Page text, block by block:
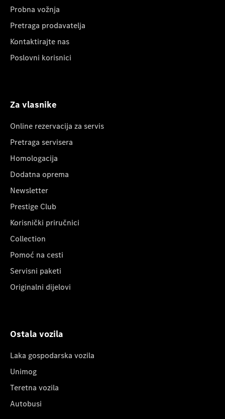
Probna vožnja
Pretraga prodavatelja
Kontaktirajte nas
Poslovni korisnici
Za vlasnike
Online rezervacija za servis
Pretraga servisera
Homologacija
Dodatna oprema
Newsletter
Prestige Club
Korisnički priručnici
Collection
Pomoć na cesti
Servisni paketi
Originalni dijelovi
Ostala vozila
Laka gospodarska vozila
Unimog
Teretna vozila
Autobusi